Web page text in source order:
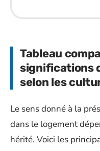
Tableau
significations
selon les
Le sens donné à la
dans le logement
hérité. Voici les